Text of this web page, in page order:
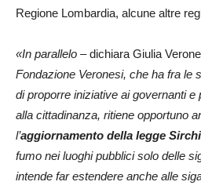
Regione Lombardia, alcune altre
«In parallelo – dichiara Giulia
Fondazione Veronesi, che ha fra le
di proporre iniziative ai governanti
alla cittadinanza, ritiene opportuno
l’aggiornamento della legge
fumo nei luoghi pubblici solo delle
intende far estendere anche alle